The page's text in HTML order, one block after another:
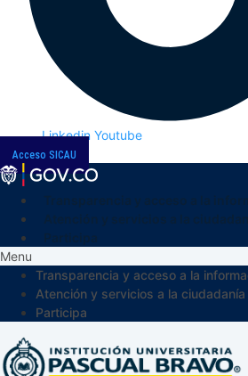
Linkedin Youtube
Acceso SICAU
Menu
Transparencia y acceso a la
Atención y servicios a la ciudadanía
Participa